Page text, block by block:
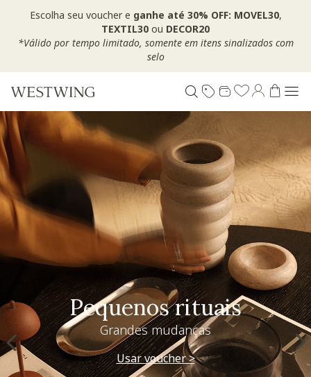
Escolha seu voucher e ganhe até 30% OFF: MOVEL30,
TEXTIL30 ou DECOR20
*Válido por tempo limitado, somente em itens sinalizados com
selo
Pequenos rituais
Grandes mudanças
Usar voucher >